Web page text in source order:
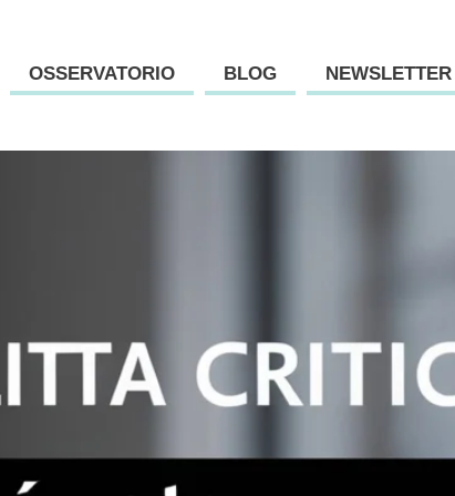
OSSERVATORIO BLOG NEWSLETTER